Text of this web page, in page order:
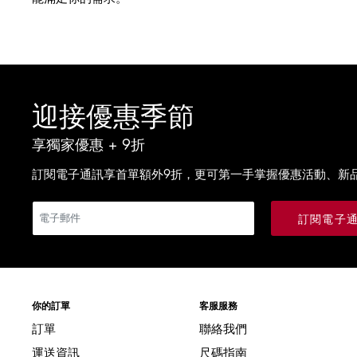
迎接優惠季節
享獨家優惠 + 9折
訂閱電子通訊享首單額外9折，更可第一手掌握優惠活動、新
訂閱電子
你的訂單
訂單
運送資訊
客服服務
聯絡我們
尺碼指南